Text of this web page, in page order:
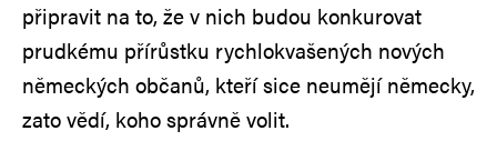
připravit na to, že v nich budou konkurovat
prudkému přírůstku rychlokvašených nových
německých občanů, kteří sice neumějí německy,
zato vědí, koho správně volit.